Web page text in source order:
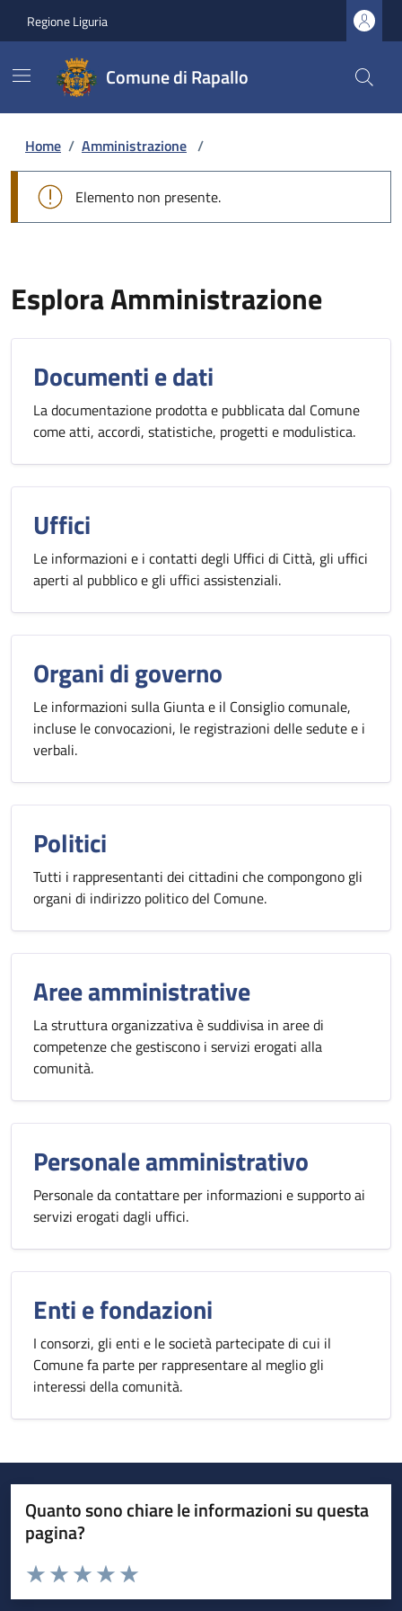
Regione Liguria
Comune di Rapallo
Home / Amministrazione /
Elemento non presente.
Esplora Amministrazione
Documenti e dati
La documentazione prodotta e pubblicata dal Comune
come atti, accordi, statistiche, progetti e modulistica.
Uffici
Le informazioni e i contatti degli Uffici di Città, gli uffici
aperti al pubblico e gli uffici assistenziali.
Organi di governo
Le informazioni sulla Giunta e il Consiglio comunale,
incluse le convocazioni, le registrazioni delle sedute e i
verbali.
Politici
Tutti i rappresentanti dei cittadini che compongono gli
organi di indirizzo politico del Comune.
Aree amministrative
La struttura organizzativa è suddivisa in aree di
competenze che gestiscono i servizi erogati alla
comunità.
Personale amministrativo
Personale da contattare per informazioni e supporto ai
servizi erogati dagli uffici.
Enti e fondazioni
I consorzi, gli enti e le società partecipate di cui il
Comune fa parte per rappresentare al meglio gli
interessi della comunità.
Quanto sono chiare le informazioni su questa
pagina?
Valuta da 1 a 5 stelle la pagina
Valuta 5 stelle su 5
Valuta 4 stelle su 5
Valuta 3 stelle su 5
Valuta 2 stelle su 5
Valuta 1 stelle su 5